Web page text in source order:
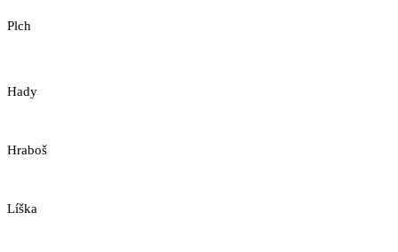
Plch
Hady
Hraboš
Líška